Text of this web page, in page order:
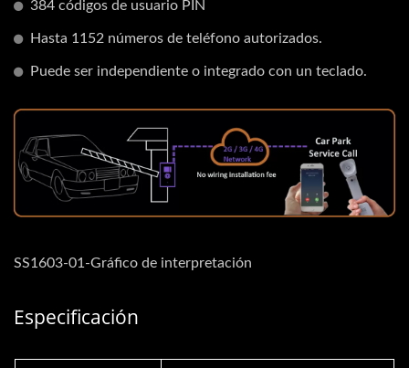
384 códigos de usuario PIN
Hasta 1152 números de teléfono autorizados.
Puede ser independiente o integrado con un teclado.
SS1603-01-Gráfico de interpretación
Especificación